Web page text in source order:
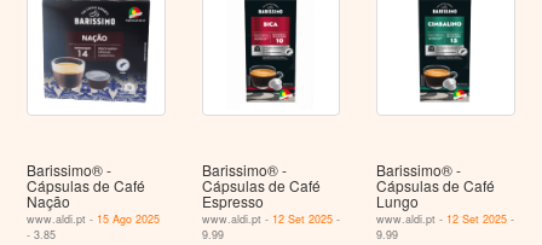
Barissimo® -
Cápsulas de Café
Nação
www.aldi.pt - 15 Ago 2025
- 3.85
Barissimo® -
Cápsulas de Café
Espresso
www.aldi.pt - 12 Set 2025-
9.99
Barissimo® -
Cápsulas de Café
Lungo
www.aldi.pt - 12 Set 2025 -
9.99